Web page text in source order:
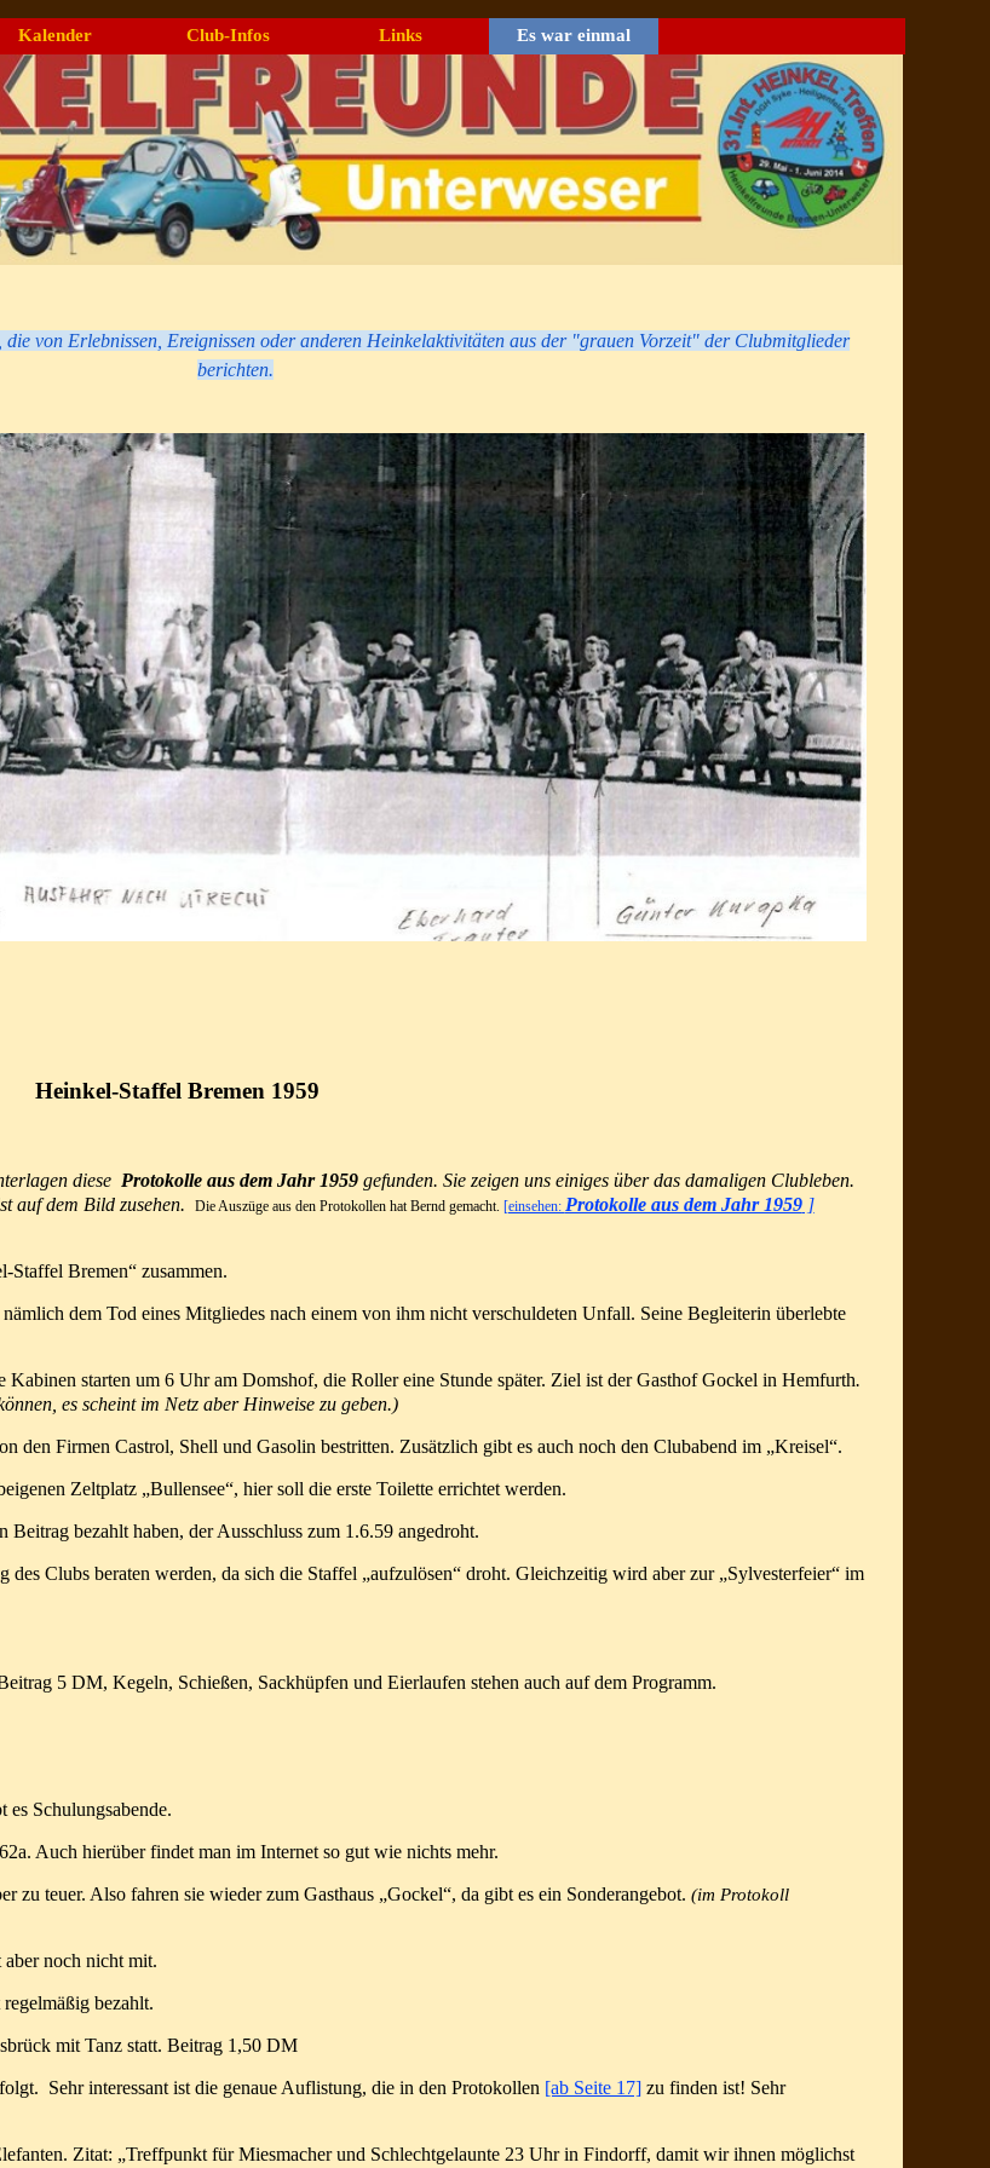
Menü überspringen
▼
Kalender Club-Infos ▼
Links Es war einmal
die von Erlebnissen, Ereignissen oder anderen Heinkelaktivitäten aus der "grauen Vorzeit" der Clubmitglieder
berichten.
Heinkel-Staffel Bremen 1959
diese Protokolle aus dem Jahr 1959 gefunden. Sie zeigen uns einiges über das damaligen Clubleben.
auf dem Bild zusehen.
Die Auszüge aus den Protokollen hat Bernd gemacht. [einsehen: Protokolle aus dem Jahr 1959]
Staffel Bremen“ zusammen.
dem Tod eines Mitgliedes nach einem von ihm nicht verschuldeten Unfall. Seine Begleiterin überlebte
starten um 6 Uhr am Domshof, die Roller eine Stunde später. Ziel ist der Gasthof Gockel in Hemfurth.
es scheint im Netz aber Hinweise zu geben.)
den Firmen Castrol, Shell und Gasolin bestritten. Zusätzlich gibt es auch noch den Clubabend im „Kreisel“.
Zeltplatz „Bullensee“, hier soll die erste Toilette errichtet werden.
bezahlt haben, der Ausschluss zum 1.6.59 angedroht.
Clubs beraten werden, da sich die Staffel „aufzulösen“ droht. Gleichzeitig wird aber zur „Sylvesterfeier“ im
5 DM, Kegeln, Schießen, Sackhüpfen und Eierlaufen stehen auch auf dem Programm.
es Schulungsabende.
Auch hierüber findet man im Internet so gut wie nichts mehr.
zu teuer. Also fahren sie wieder zum Gasthaus „Gockel“, da gibt es ein Sonderangebot. (im Protokoll
noch nicht mit.
bezahlt.
mit Tanz statt. Beitrag 1,50 DM
Sehr interessant ist die genaue Auflistung, die in den Protokollen [ab Seite 17] zu finden ist! Sehr
Zitat: „Treffpunkt für Miesmacher und Schlechtgelaunte 23 Uhr in Findorff, damit wir ihnen möglichst